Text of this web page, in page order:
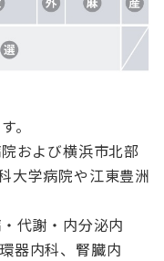
。
および横浜市北部
大学病院や江東豊洲
代謝・内分泌内
器内科、腎臓内